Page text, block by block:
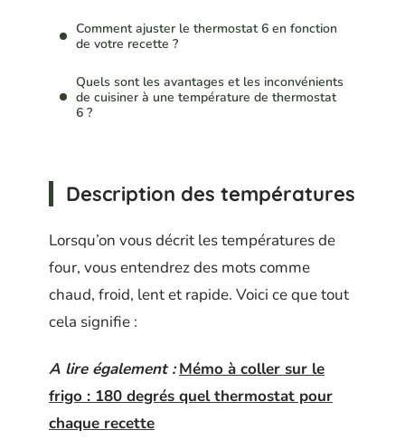
Comment ajuster le thermostat 6 en fonction
de votre recette ?
Quels sont les avantages et les inconvénients
de cuisiner à une température de thermostat
6 ?
Description des températures
Lorsqu’on vous décrit les températures de
four, vous entendrez des mots comme
chaud, froid, lent et rapide. Voici ce que tout
cela signifie :
A lire également : Mémo à coller sur le
frigo : 180 degrés quel thermostat pour
chaque recette